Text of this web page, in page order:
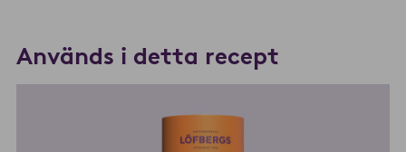
Används i detta recept